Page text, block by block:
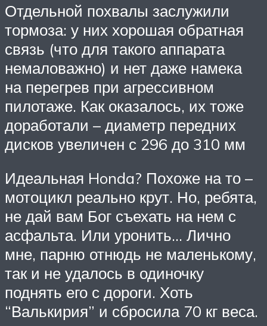
Отдельной похвалы заслужили
тормоза: у них хорошая обратная
связь (что для такого аппарата
немаловажно) и нет даже намека
на перегрев при агрессивном
пилотаже. Как оказалось, их тоже
доработали – диаметр передних
дисков увеличен с 296 до 310 мм
Идеальная Honda? Похоже на то –
мотоцикл реально крут. Но, ребята,
не дай вам Бог съехать на нем с
асфальта. Или уронить… Лично
мне, парню отнюдь не маленькому,
так и не удалось в одиночку
поднять его с дороги. Хоть
“Валькирия” и сбросила 70 кг веса.